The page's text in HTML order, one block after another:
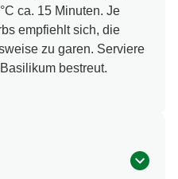
ca. 15 Minuten. Je
empfiehlt sich, die
zu garen. Serviere
bestreut.